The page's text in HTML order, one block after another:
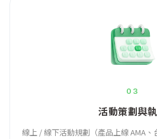
03
活動策劃與
線上 / 線下活動規劃（產品上線 AMA